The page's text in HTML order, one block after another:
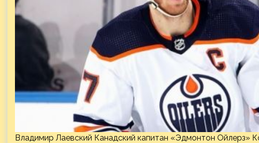
Владимир Лаевский Канадский капитан «Эдмонтон Ойлерз»